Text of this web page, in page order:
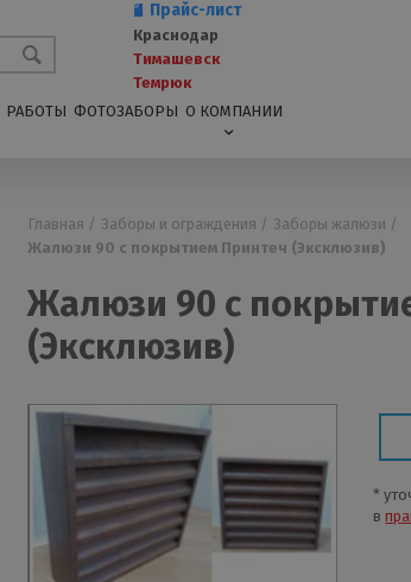
Прайс-лист
Краснодар
Тимашевск
Темрюк
РАБОТЫ ФОТОЗАБОРЫ О КОМПАНИИ
Главная / Заборы и ограждения / Заборы жалюзи /
Жалюзи 90 с покрытием Принтеч (Эксклюзив)
Жалюзи 90 с
(Эксклюзив)
*
в